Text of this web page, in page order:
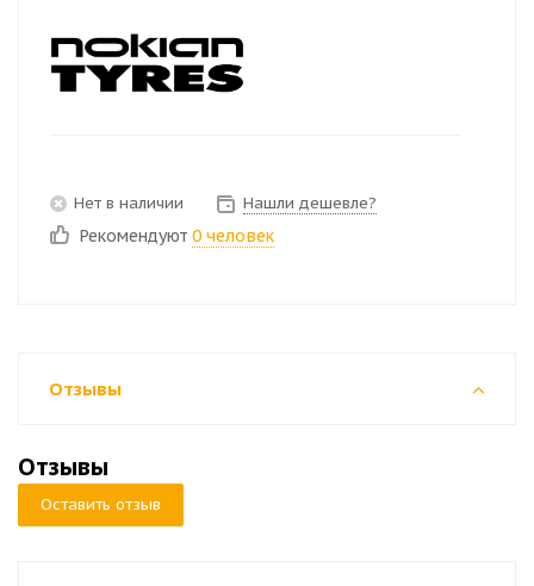
Нет в наличии Нашли дешевле?
Рекомендуют 0 человек
Отзывы
Отзывы
Оставить отзыв